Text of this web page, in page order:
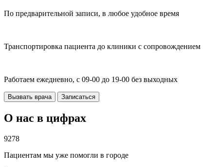
По предварительной записи, в любое удобное время
Транспортировка пациента до клиники с сопровождением
Работаем ежедневно, с 09-00 до 19-00 без выходных
Вызвать врача Записаться
О нас в цифрах
9278
Пациентам мы уже помогли в городе